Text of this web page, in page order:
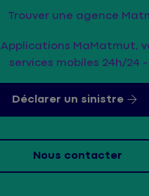
Trouver une agence
Applications MaMatmut,
services mobiles 24h/24 -
Déclarer un sinistre
Nous contacter